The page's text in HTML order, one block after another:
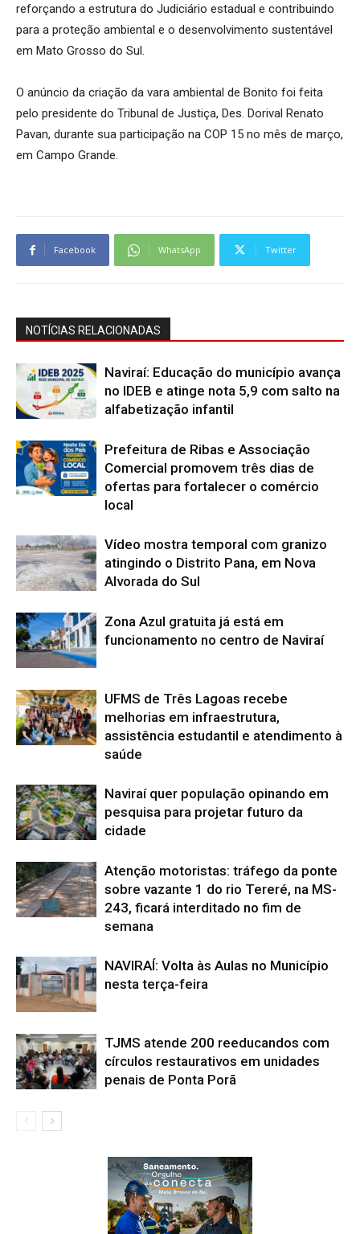
reforçando a estrutura do Judiciário estadual e contribuindo
para a proteção ambiental e o desenvolvimento sustentável
em Mato Grosso do Sul.
O anúncio da criação da vara ambiental de Bonito foi feita
pelo presidente do Tribunal de Justiça, Des. Dorival Renato
Pavan, durante sua participação na COP 15 no mês de março,
em Campo Grande.
Facebook WhatsApp Twitter
NOTÍCIAS RELACIONADAS
Naviraí: Educação do município avança
no IDEB e atinge nota 5,9 com salto na
alfabetização infantil
Prefeitura de Ribas e Associação
Comercial promovem três dias de
ofertas para fortalecer o comércio
local
Vídeo mostra temporal com granizo
atingindo o Distrito Pana, em Nova
Alvorada do Sul
Zona Azul gratuita já está em
funcionamento no centro de Naviraí
UFMS de Três Lagoas recebe
melhorias em infraestrutura,
assistência estudantil e atendimento à
saúde
Naviraí quer população opinando em
pesquisa para projetar futuro da
cidade
Atenção motoristas: tráfego da ponte
sobre vazante 1 do rio Tereré, na MS-
243, ficará interditado no fim de
semana
NAVIRAÍ: Volta às Aulas no Município
nesta terça-feira
TJMS atende 200 reeducandos com
círculos restaurativos em unidades
penais de Ponta Porã